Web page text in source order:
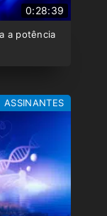
0:28:39
a potência
ASSINANTES